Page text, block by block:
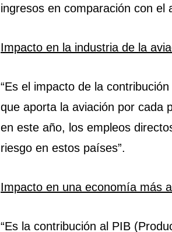
ingresos en comparación con el
Impacto en la industria de la
“Es el impacto de la
que aporta la aviación por cada
en este año, los empleos
riesgo en estos países”.
Impacto en una economía más
“Es la contribución al PIB